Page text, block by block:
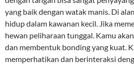
yang baik dengan watak manis. Di
hidup dalam kawanan kecil. Jika
hewan peliharaan tunggal. Kamu
dan membentuk bonding yang kuat.
memperhatikan dan berinteraksi